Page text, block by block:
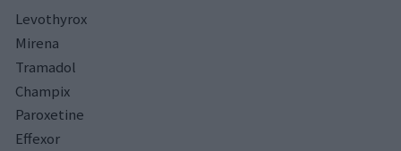
Levothyrox
Mirena
Tramadol
Champix
Paroxetine
Effexor